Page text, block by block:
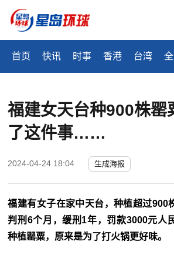
首页 快讯 时事 香港 台湾
福建女天台种900株罂
了这件事……
2024-04-24 18:04 生成海报
福建有女子在家中天台，种植超过900
判刑6个月，缓刑1年，罚款3000元人
种植罂粟，原来是为了打火锅更好味。